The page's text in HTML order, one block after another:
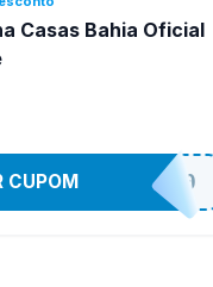
Casas Bahia Oficial
CASATEL30
CUPOM